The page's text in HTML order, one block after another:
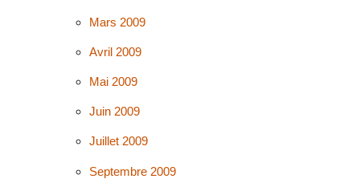
Mars 2009
Avril 2009
Mai 2009
Juin 2009
Juillet 2009
Septembre 2009